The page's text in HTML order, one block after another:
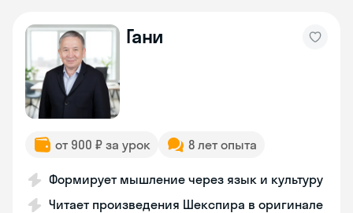
Гани
от 900 ₽ за урок 8 лет опыта
Формирует мышление через язык и культуру
Читает произведения Шекспира в оригинале